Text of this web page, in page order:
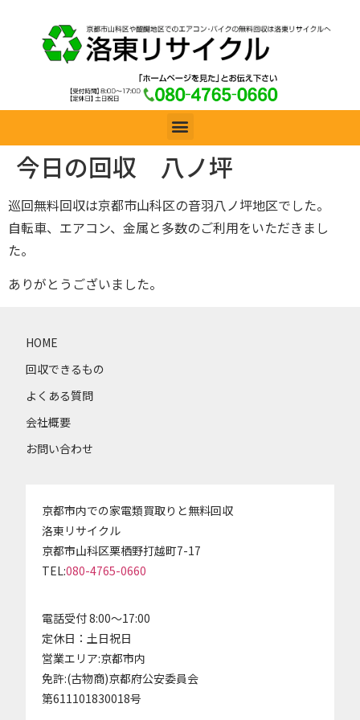
今日の回収 八ノ坪
巡回無料回収は京都市山科区の音羽八ノ坪地区でした。
自転車、エアコン、金属と多数のご利用をいただきまし
た。
ありがとうございました。
HOME
回収できるもの
よくある質問
会社概要
お問い合わせ
京都市内での家電類買取りと無料回収
洛東リサイクル
京都市山科区栗栖野打越町7-17
TEL:080-4765-0660
電話受付 8:00～17:00
定休日：土日祝日
営業エリア:京都市内
免許:(古物商)京都府公安委員会
第611101830018号